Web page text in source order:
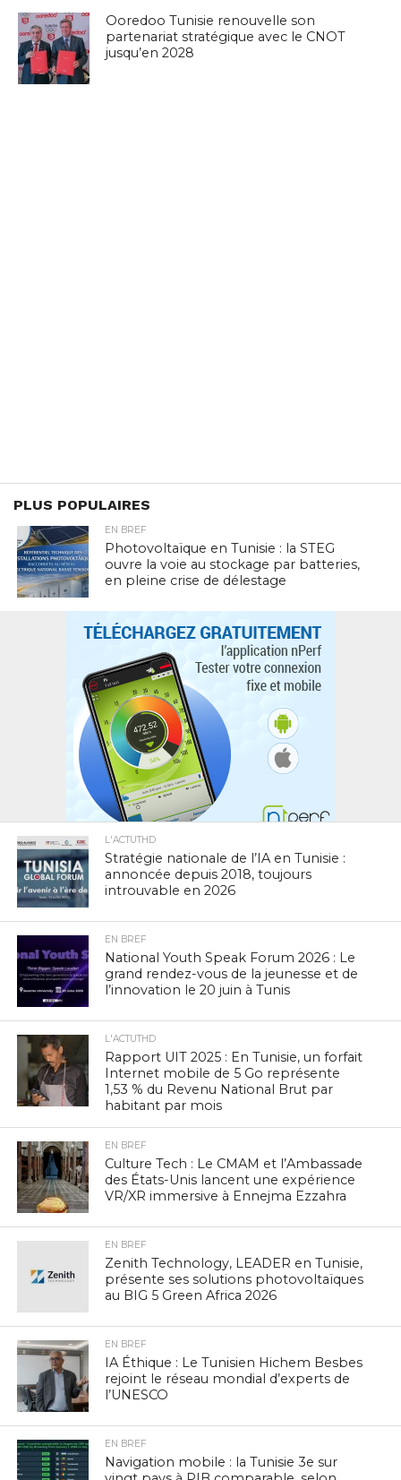
Ooredoo Tunisie renouvelle son
partenariat stratégique avec le CNOT
jusqu’en 2028
PLUS POPULAIRES
EN BREF
Photovoltaïque en Tunisie : la STEG
ouvre la voie au stockage par batteries,
en pleine crise de délestage
L'ACTUTHD
Stratégie nationale de l’IA en Tunisie :
annoncée depuis 2018, toujours
introuvable en 2026
EN BREF
National Youth Speak Forum 2026 : Le
grand rendez-vous de la jeunesse et de
l’innovation le 20 juin à Tunis
L'ACTUTHD
Rapport UIT 2025 : En Tunisie, un forfait
Internet mobile de 5 Go représente
1,53 % du Revenu National Brut par
habitant par mois
EN BREF
Culture Tech : Le CMAM et l’Ambassade
des États-Unis lancent une expérience
VR/XR immersive à Ennejma Ezzahra
EN BREF
Zenith Technology, LEADER en Tunisie,
présente ses solutions photovoltaïques
au BIG 5 Green Africa 2026
EN BREF
IA Éthique : Le Tunisien Hichem Besbes
rejoint le réseau mondial d’experts de
l’UNESCO
EN BREF
Navigation mobile : la Tunisie 3e sur